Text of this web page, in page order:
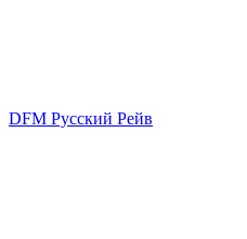
DFM Русский Рейв